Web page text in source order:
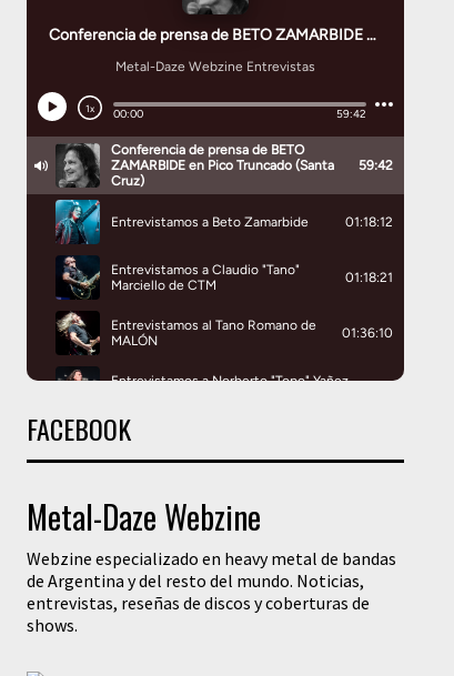
FACEBOOK
Metal-Daze Webzine
Webzine especializado en heavy metal de bandas
de Argentina y del resto del mundo. Noticias,
entrevistas, reseñas de discos y coberturas de
shows.